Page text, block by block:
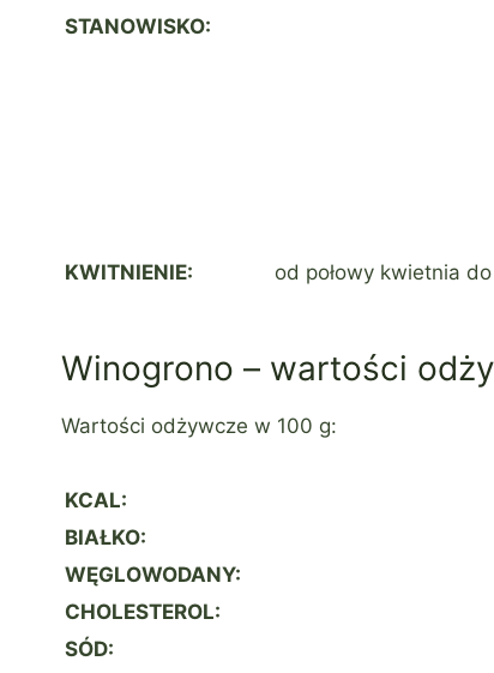
STANOWISKO:
KWITNIENIE: od połowy kwietnia
Winogrono – wartości
Wartości odżywcze w 100 g:
KCAL:
BIAŁKO:
WĘGLOWODANY:
CHOLESTEROL:
SÓD: